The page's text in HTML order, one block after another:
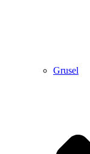
Grusel